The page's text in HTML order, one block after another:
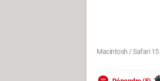
Macintosh / Safari